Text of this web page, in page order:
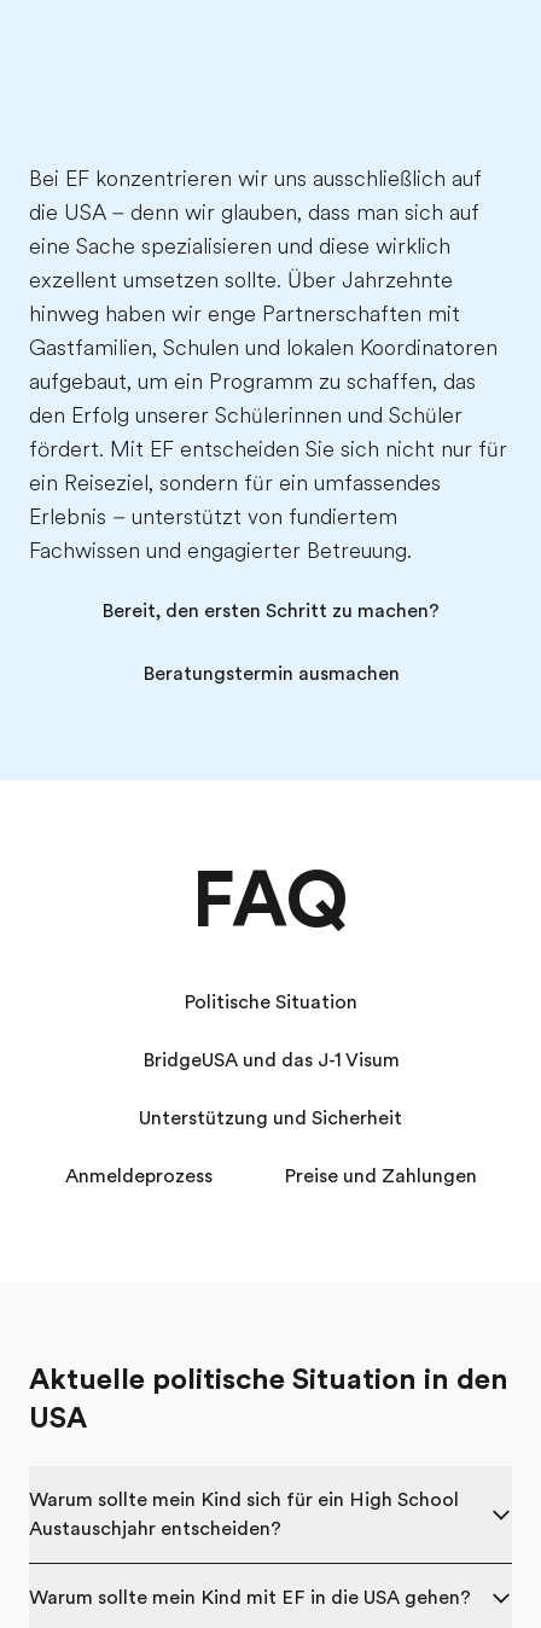
Bei EF konzentrieren wir uns ausschließlich auf
die USA – denn wir glauben, dass man sich auf
eine Sache spezialisieren und diese wirklich
exzellent umsetzen sollte. Über Jahrzehnte
hinweg haben wir enge Partnerschaften mit
Gastfamilien, Schulen und lokalen Koordinatoren
aufgebaut, um ein Programm zu schaffen, das
den Erfolg unserer Schülerinnen und Schüler
fördert. Mit EF entscheiden Sie sich nicht nur für
ein Reiseziel, sondern für ein umfassendes
Erlebnis – unterstützt von fundiertem
Fachwissen und engagierter Betreuung.
Bereit, den ersten Schritt zu machen?
Beratungstermin ausmachen
FAQ
Politische Situation
BridgeUSA und das J-1 Visum
Unterstützung und Sicherheit
Anmeldeprozess Preise und Zahlungen
Aktuelle politische Situation in den
USA
Warum sollte mein Kind sich für ein High School
Austauschjahr entscheiden?
Warum sollte mein Kind mit EF in die USA gehen?